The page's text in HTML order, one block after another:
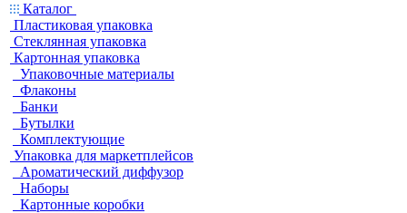
Каталог
Пластиковая упаковка
Стеклянная упаковка
Картонная упаковка
Упаковочные материалы
Флаконы
Банки
Бутылки
Комплектующие
Упаковка для маркетплейсов
Ароматический диффузор
Наборы
Картонные коробки